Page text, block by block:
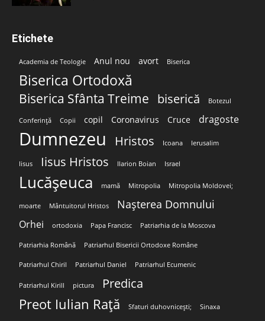
Etichete
Academia de Teologie Anul nou avort Biserica
Biserica Ortodoxă
Biserica Sfânta Treime biserică Botezul
Conferință Copii copil Coronavirus Cruce dragoste
Dumnezeu Hristos Icoana Ierusalim
Iisus Iisus Hristos Ilarion Boian Israel
Lucășeuca mamă Mitropolia Mitropolia Moldovei;
moarte Mântuitorul Hristos Nașterea Domnului
Orhei ortodoxia Papa Francisc Patriarhia de la Moscova
Patriarhia Română Patriarhul Bisericii Ortodoxe Române
Patriarhul Chiril Patriarhul Daniel Patriarhul Ecumenic
Patriarhul Kirill pictura Predica
Preot Iulian Rață Sfaturi duhovnicești; Sinaxa